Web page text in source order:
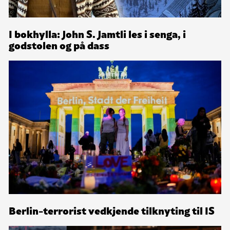
I bokhylla: John S. Jamtli les i senga, i
godstolen og på dass
Berlin-terrorist vedkjende tilknyting til IS